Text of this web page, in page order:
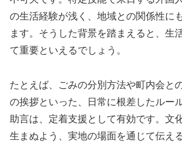
の生活経験が浅く、地域との関係性に
ます。そうした背景を踏まえると、生
て重要といえるでしょう。
たとえば、ごみの分別方法や町内会と
の挨拶といった、日常に根差したルー
助言は、定着支援として有効です。文
生まぬよう、実地の場面を通じて伝え